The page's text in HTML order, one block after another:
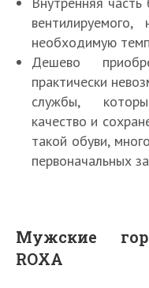
необходимую
Дешево
практически
службы,
качество и
такой обуви,
первоначальных
Мужские
ROXA